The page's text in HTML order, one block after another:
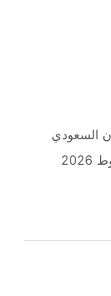
السعودي